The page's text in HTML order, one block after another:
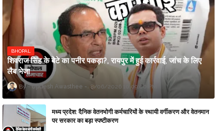
BHOPAL
शिवराज सिंह के बेटे का पनीर पकड़ा?, रायपुर में हुई कार्रवाई, जांच के लिए
लैब भेजा
Updesh Awasthee 8/06/2026 10:09:00 PM
मध्य प्रदेश: दैनिक वेतनभोगी कर्मचारियों के स्थायी वर्गीकरण और वेतनमान
पर सरकार का बड़ा स्पष्टीकरण